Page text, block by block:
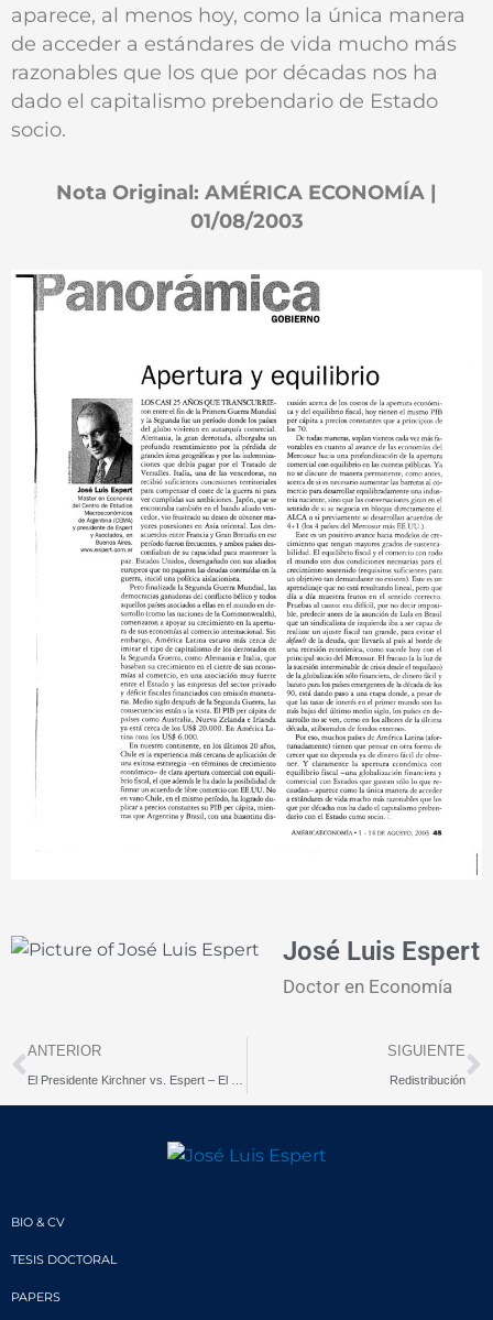
aparece, al menos hoy, como la única manera
de acceder a estándares de vida mucho más
razonables que los que por décadas nos ha
dado el capitalismo prebendario de Estado
socio.
Nota Original: AMÉRICA ECONOMÍA |
01/08/2003
José Luis Espert
Doctor en Economía
Prev
ANTERIOR SIGUIENTE
Redistribución
BIO & CV
TESIS DOCTORAL
PAPERS